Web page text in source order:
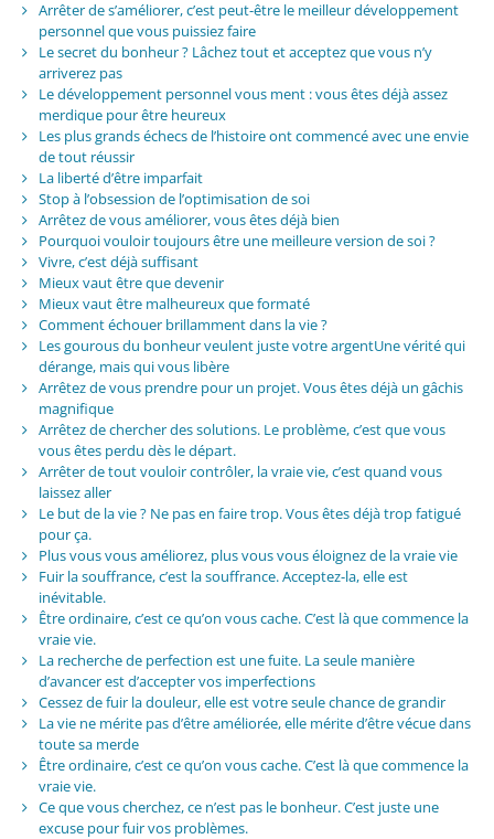
Arrêter de s’améliorer, c’est peut-être le meilleur développement
personnel que vous puissiez faire
Le secret du bonheur ? Lâchez tout et acceptez que vous n’y
arriverez pas
Le développement personnel vous ment : vous êtes déjà assez
merdique pour être heureux
Les plus grands échecs de l’histoire ont commencé avec une envie
de tout réussir
La liberté d’être imparfait
Stop à l’obsession de l’optimisation de soi
Arrêtez de vous améliorer, vous êtes déjà bien
Pourquoi vouloir toujours être une meilleure version de soi ?
Vivre, c’est déjà suffisant
Mieux vaut être que devenir
Mieux vaut être malheureux que formaté
Comment échouer brillamment dans la vie ?
Les gourous du bonheur veulent juste votre argentUne vérité qui
dérange, mais qui vous libère
Arrêtez de vous prendre pour un projet. Vous êtes déjà un gâchis
magnifique
Arrêtez de chercher des solutions. Le problème, c’est que vous
vous êtes perdu dès le départ.
Arrêter de tout vouloir contrôler, la vraie vie, c’est quand vous
laissez aller
Le but de la vie ? Ne pas en faire trop. Vous êtes déjà trop fatigué
pour ça.
Plus vous vous améliorez, plus vous vous éloignez de la vraie vie
Fuir la souffrance, c’est la souffrance. Acceptez-la, elle est
inévitable.
Être ordinaire, c’est ce qu’on vous cache. C’est là que commence la
vraie vie.
La recherche de perfection est une fuite. La seule manière
d’avancer est d’accepter vos imperfections
Cessez de fuir la douleur, elle est votre seule chance de grandir
La vie ne mérite pas d’être améliorée, elle mérite d’être vécue dans
toute sa merde
Être ordinaire, c’est ce qu’on vous cache. C’est là que commence la
vraie vie.
Ce que vous cherchez, ce n’est pas le bonheur. C’est juste une
excuse pour fuir vos problèmes.